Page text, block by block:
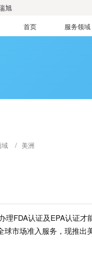
旭
首页 服务领域
美洲
理FDA认证及EPA认证
市场准入服务，现推